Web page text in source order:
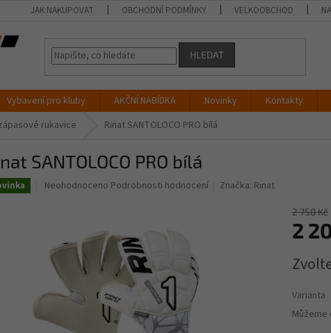
JAK NAKUPOVAT OBCHODNÍ PODMÍNKY VELKOOBCHOD
HLEDAT
Vybavení pro kluby AKČNÍ NABÍDKA Novinky Kontakty
rukavice Rinat SANTOLOCO PRO bílá
SANTOLOCO PRO bílá
Průměrné
hvězdiček.
Neohodnoceno Podrobnosti hodnocení Značka: Rinat
2 750 Kč
2
cena:
Varianta